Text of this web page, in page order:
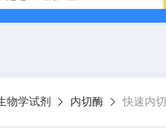
物学试剂 内切酶 快速内